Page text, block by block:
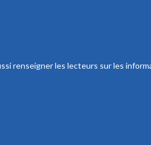
renseigner les lecteurs sur les